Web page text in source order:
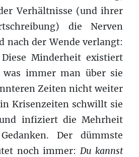
Ver­hält­nisse (und ihrer
die Ner­ven
nach der Wende ver­langt:
Min­der­heit existiert
immer man über sie
Zeiten nicht weiter
Krisen­zeiten schwillt sie
infiziert die Mehrheit
Der dümmste
noch immer: Du kannst